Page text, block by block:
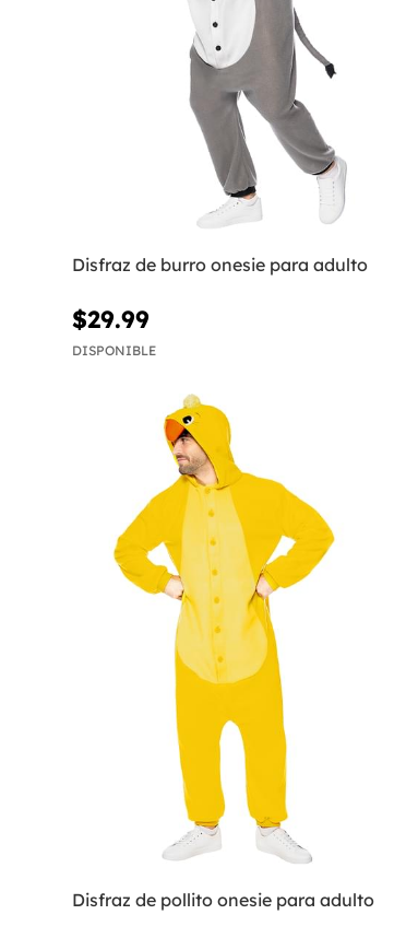
Disfraz de burro onesie para adulto
$29.99
DISPONIBLE
Disfraz de pollito onesie para adulto